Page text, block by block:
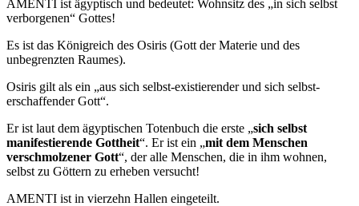
AMENTI ist ägyptisch und bedeutet: Wohnsitz des „in sich selbst
verborgenen“ Gottes!
Es ist das Königreich des Osiris (Gott der Materie und des
unbegrenzten Raumes).
Osiris gilt als ein „aus sich selbst-existierender und sich selbst-
erschaffender Gott“.
Er ist laut dem ägyptischen Totenbuch die erste „sich selbst
manifestierende Gottheit“. Er ist ein „mit dem Menschen
verschmolzener Gott“, der alle Menschen, die in ihm wohnen,
selbst zu Göttern zu erheben versucht!
AMENTI ist in vierzehn Hallen eingeteilt.